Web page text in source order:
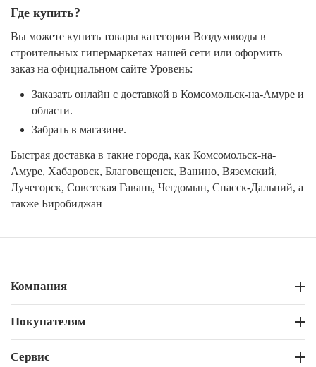
Где купить?
Вы можете купить товары категории Воздуховоды в
строительных гипермаркетах нашей сети или оформить
заказ на официальном сайте Уровень:
Заказать онлайн с доставкой в Комсомольск-на-Амуре и
области.
Забрать в магазине.
Быстрая доставка в такие города, как Комсомольск-на-
Амуре, Хабаровск, Благовещенск, Ванино, Вяземский,
Лучегорск, Советская Гавань, Чегдомын, Спасск-Дальний, а
также Биробиджан
Компания
Покупателям
Сервис